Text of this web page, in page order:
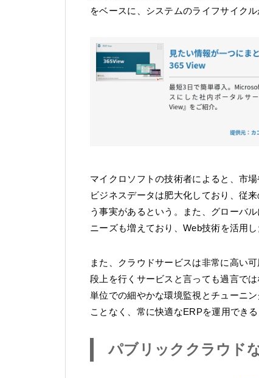
をベースに、システムのライフサイク
マイクロソフトの技術者によると、市
ビジネスデータは肥大化しており、従
う事実があるという。また、グローバ
ニーズも増えており、Web技術を活用
また、クラウドサービスは非常に高い
段上を行くサービスと言っても過言で
単位での細やかな環境監視とチューニ
ことなく、常に快適なERPを運用できる
パブリッククラウド